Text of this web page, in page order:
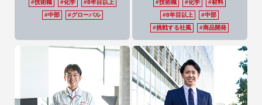
#技術職 #化学
#8年目以上
#中部
#グローバル
#技術職 #化学
#材料
#8年目以上
#中部
#挑戦する社風
#商品開発